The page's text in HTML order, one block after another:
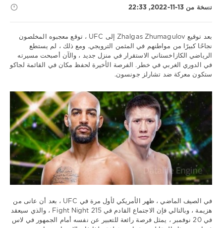
نسخة من 13-11-2022, 22:33
نصائح
رياضية
Download
1
463
بعد توقيع Zhalgas Zhumagulov إلى UFC ، توقع معجبوه المخلصون
نجاحًا كبيرًا من مواطنهم في المثمن الترويجي. ومع ذلك ، لم يستطع
الرياضي الكازاخستاني الاستقرار في منزل جديد ، والآن أصبحت مسيرته
في الدوري الغربي في خطر. الفرصة الأخيرة لحفظ مكان في القائمة لجاكو
ستكون معركة ضد تشارلز جونسون.
في الصيف الماضي ، ظهر الأمريكي لأول مرة في UFC ، بعد أن عانى من
هزيمة ، وبالتالي فإن الاجتماع القادم في Fight Night 215 ، والذي سيعقد
في 20 نوفمبر ، يمثل فرصة رائعة للتعبير عن نفسه أمام الجمهور في لاس